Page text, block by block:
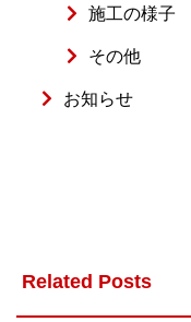
施工の様子
その他
お知らせ
Related Posts